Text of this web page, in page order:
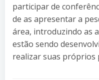
participar de
de as apresentar a
área, introduzindo as
estão sendo
realizar suas próprios